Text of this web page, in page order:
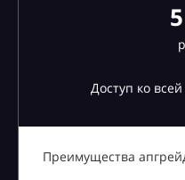
Доступ ко
Преимущества